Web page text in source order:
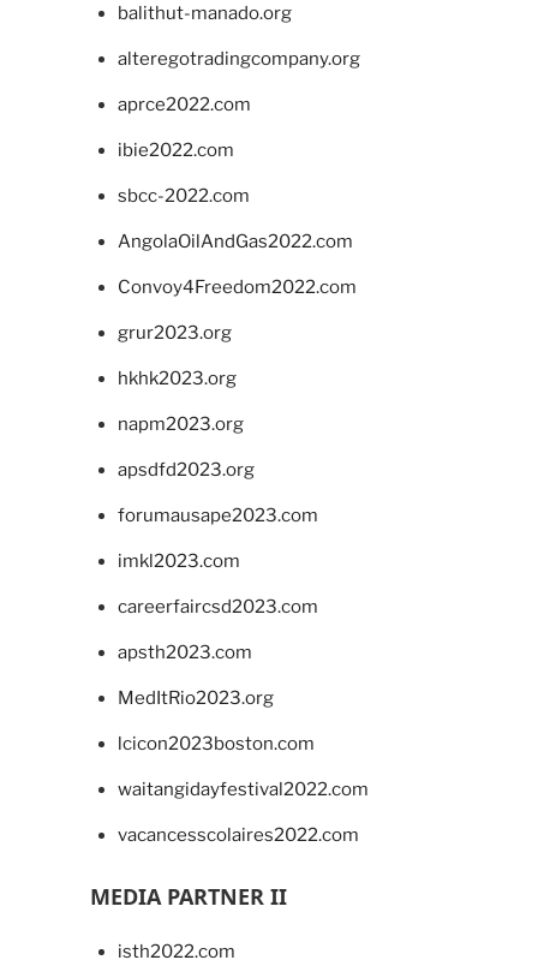
balithut-manado.org
alteregotradingcompany.org
aprce2022.com
ibie2022.com
sbcc-2022.com
AngolaOilAndGas2022.com
Convoy4Freedom2022.com
grur2023.org
hkhk2023.org
napm2023.org
apsdfd2023.org
forumausape2023.com
imkl2023.com
careerfaircsd2023.com
apsth2023.com
MedItRio2023.org
lcicon2023boston.com
waitangidayfestival2022.com
vacancesscolaires2022.com
MEDIA PARTNER II
isth2022.com